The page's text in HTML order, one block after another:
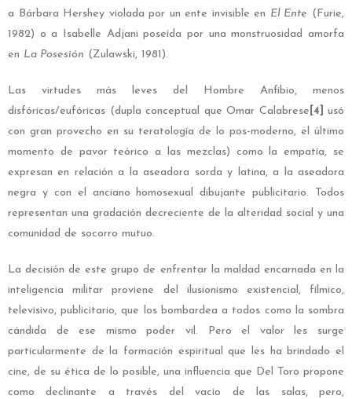
a Bárbara Hershey violada por un ente invisible en El Ente (Furie,
1982) o a Isabelle Adjani poseída por una monstruosidad amorfa
en La Posesión (Zulawski, 1981).
Las virtudes más leves del Hombre Anfibio, menos
disfóricas/eufóricas (dupla conceptual que Omar Calabrese [4]
usó
con gran provecho en su teratología de lo pos-moderno, el último
momento de pavor teórico a las mezclas) como la empatía, se
expresan en relación a la aseadora sorda y latina, a la aseadora
negra y con el anciano homosexual dibujante publicitario. Todos
representan una gradación decreciente de la alteridad social y una
comunidad de socorro mutuo.
La decisión de este grupo de enfrentar la maldad encarnada en la
inteligencia militar proviene del ilusionismo existencial, fílmico,
televisivo, publicitario, que los bombardea a todos como la sombra
cándida de ese mismo poder vil. Pero el valor les surge
particularmente de la formación espiritual que les ha brindado el
cine, de su ética de lo posible, una influencia que Del Toro propone
como declinante a través del vacío de las salas, pero,